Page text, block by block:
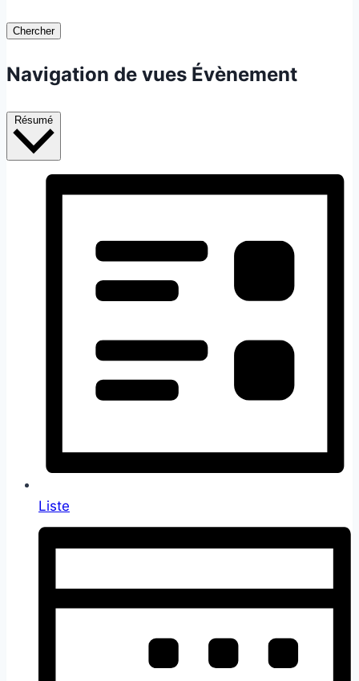
Chercher
Navigation de vues Évènement
Résumé
Liste